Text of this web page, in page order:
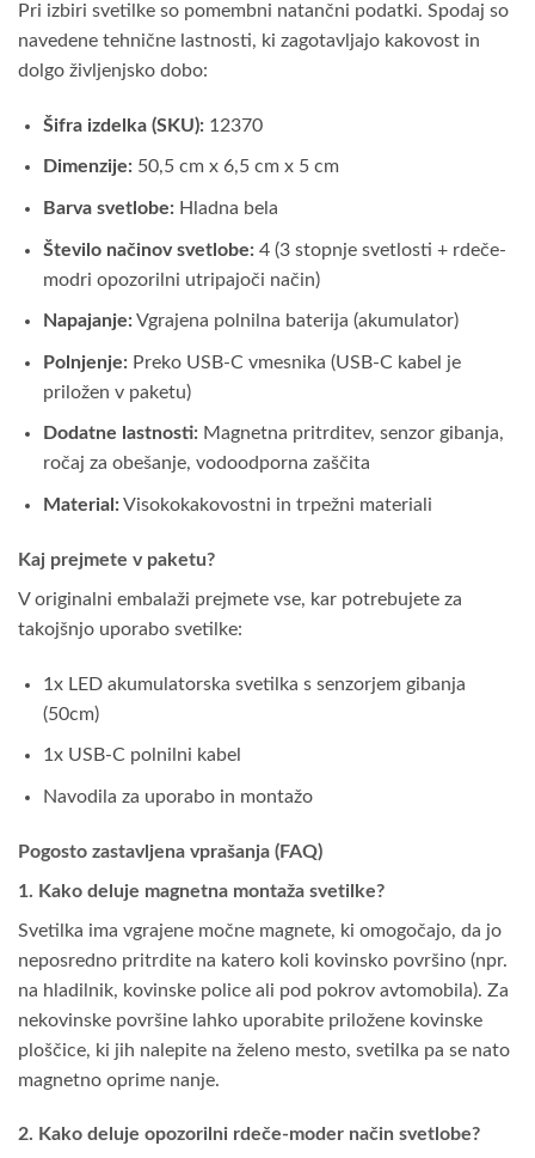
Pri izbiri svetilke so pomembni natančni podatki. Spodaj so
navedene tehnične lastnosti, ki zagotavljajo kakovost in
dolgo življenjsko dobo:
Šifra izdelka (SKU):12370
Dimenzije:50,5 cm x 6,5 cm x 5 cm
Barva svetlobe:Hladna bela
Število načinov svetlobe:4 (3 stopnje svetlosti + rdeče-
modri opozorilni utripajoči način)
Napajanje:Vgrajena polnilna baterija (akumulator)
Polnjenje:Preko USB-C vmesnika (USB-C kabel je
priložen v paketu)
Dodatne lastnosti:Magnetna pritrditev, senzor gibanja,
ročaj za obešanje, vodoodporna zaščita
Material:Visokokakovostni in trpežni materiali
Kaj prejmete v paketu?
V originalni embalaži prejmete vse, kar potrebujete za
takojšnjo uporabo svetilke:
1x LED akumulatorska svetilka s senzorjem gibanja
(50cm)
1x USB-C polnilni kabel
Navodila za uporabo in montažo
Pogosto zastavljena vprašanja (FAQ)
1. Kako deluje magnetna montaža svetilke?
Svetilka ima vgrajene močne magnete, ki omogočajo, da jo
neposredno pritrdite na katero koli kovinsko površino (npr.
na hladilnik, kovinske police ali pod pokrov avtomobila). Za
nekovinske površine lahko uporabite priložene kovinske
ploščice, ki jih nalepite na želeno mesto, svetilka pa se nato
magnetno oprime nanje.
2. Kako deluje opozorilni rdeče-moder način svetlobe?